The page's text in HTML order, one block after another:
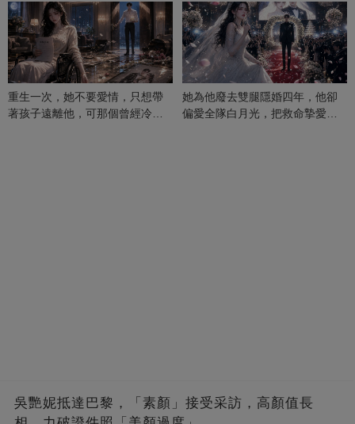
重生一次，她不要愛情，只想帶
著孩子遠離他，可那個曾經冷漠
她為他廢去雙腿隱婚四年，他卻
偏愛全隊白月光，把救命摯愛當
吳艷妮抵達巴黎，「素顏」接受采訪，高顏值長